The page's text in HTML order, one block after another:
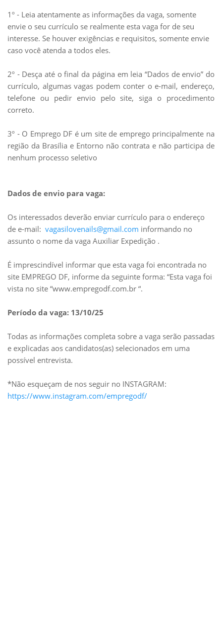
1º - Leia atentamente as informações da vaga, somente
envie o seu currículo se realmente esta vaga for de seu
interesse. Se houver exigências e requisitos, somente envie
caso você atenda a todos eles.
2º - Desça até o final da página em leia “Dados de envio” do
currículo, algumas vagas podem conter o e-mail, endereço,
telefone ou pedir envio pelo site, siga o procedimento
correto.
3º - O Emprego DF é um site de emprego principalmente na
região da Brasília e Entorno não contrata e não participa de
nenhum processo seletivo
Dados de envio para vaga:
Os interessados deverão enviar currículo para o endereço
de e-mail: vagasilovenails@gmail.com informando no
assunto o nome da vaga Auxiliar Expedição .
É imprescindível informar que esta vaga foi encontrada no
site EMPREGO DF, informe da seguinte forma: “Esta vaga foi
vista no site “www.empregodf.com.br “.
Período da vaga: 13/10/25
Todas as informações completa sobre a vaga serão passadas
e explicadas aos candidatos(as) selecionados em uma
possível entrevista.
*Não esqueçam de nos seguir no INSTAGRAM:
https://www.instagram.com/empregodf/